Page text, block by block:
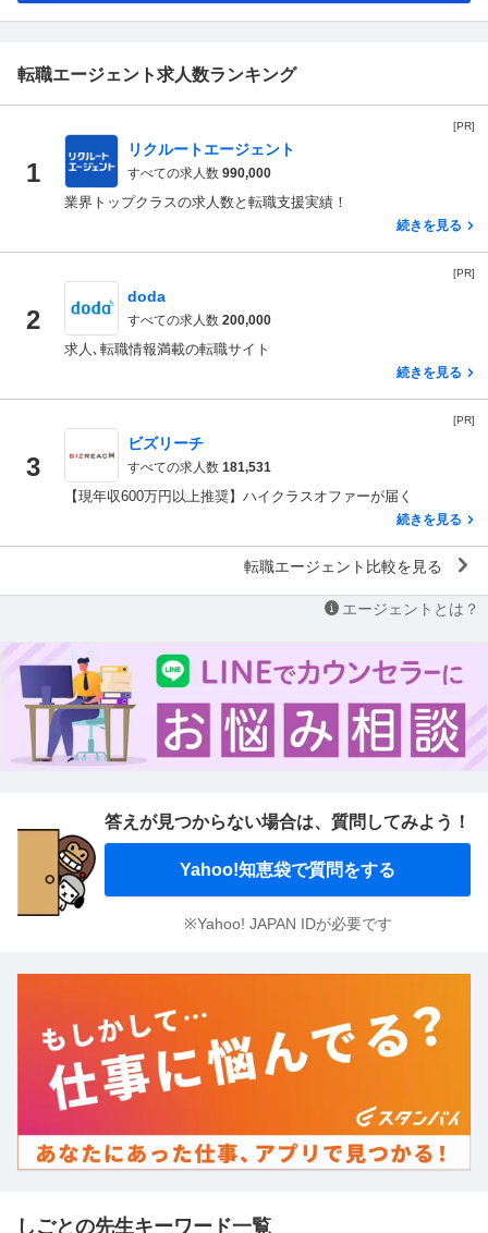
転職エージェント求人数ランキング
[PR]
1
リクルートエージェント
すべての求人数 990,000
業界トップクラスの求人数と転職支援実績！
続きを見る
[PR]
2
doda
すべての求人数 200,000
求人､転職情報満載の転職サイト
続きを見る
[PR]
3
ビズリーチ
すべての求人数 181,531
【現年収600万円以上推奨】ハイクラスオファーが届く
続きを見る
転職エージェント比較を見る
エージェントとは？
答えが見つからない場合は、 質問してみよう！
Yahoo!知恵袋で質問をする
※Yahoo! JAPAN IDが必要です
しごとの先生キーワード一覧